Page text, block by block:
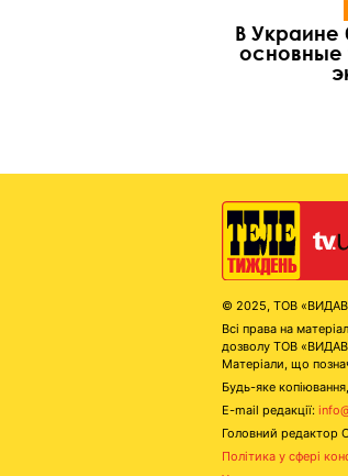
В Украине
основные
© 2025, ТОВ
Всі права на
дозволу ТОВ
Матеріали, що
Будь-яке
E-mail редакції:
Головний редактор
Політика у сфері